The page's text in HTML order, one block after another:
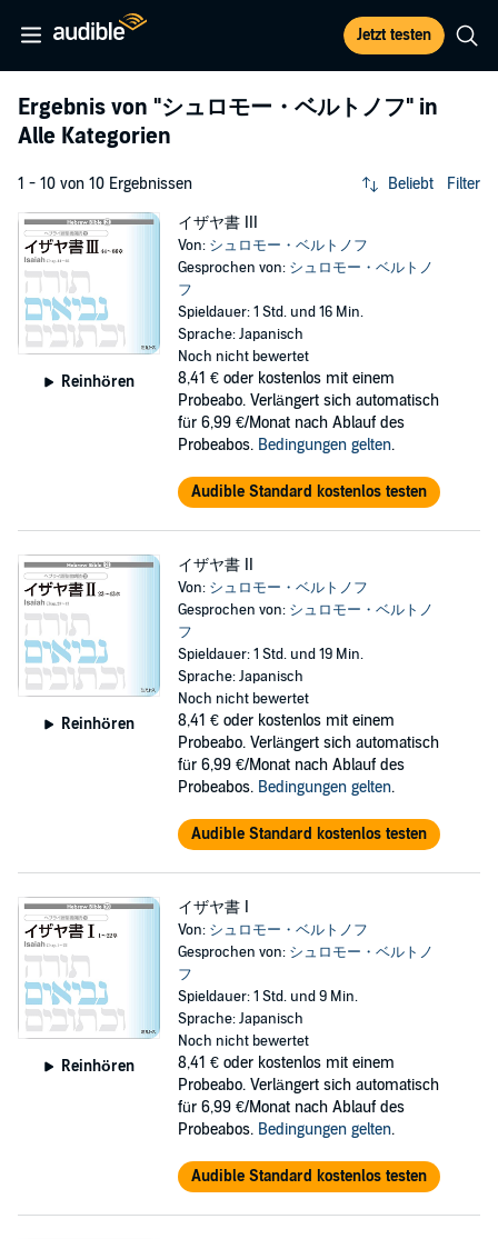
Jetzt testen
Ergebnis von "シュロモー・ベルトノフ" in
Alle Kategorien
1 - 10 von 10 Ergebnissen Beliebt Filter
Reinhören
イザヤ書 III
Von: シュロモー・ベルトノフ
Gesprochen von: シュロモー・ベルトノ
フ
Spieldauer: 1 Std. und 16 Min.
Sprache: Japanisch
Noch nicht bewertet
8,41 € oder kostenlos mit einem
Probeabo. Verlängert sich automatisch
für 6,99 €/Monat nach Ablauf des
Probeabos. Bedingungen gelten.
Audible Standard kostenlos testen
Reinhören
イザヤ書 II
Von: シュロモー・ベルトノフ
Gesprochen von: シュロモー・ベルトノ
フ
Spieldauer: 1 Std. und 19 Min.
Sprache: Japanisch
Noch nicht bewertet
8,41 € oder kostenlos mit einem
Probeabo. Verlängert sich automatisch
für 6,99 €/Monat nach Ablauf des
Probeabos. Bedingungen gelten.
Audible Standard kostenlos testen
Reinhören
イザヤ書 I
Von: シュロモー・ベルトノフ
Gesprochen von: シュロモー・ベルトノ
フ
Spieldauer: 1 Std. und 9 Min.
Sprache: Japanisch
Noch nicht bewertet
8,41 € oder kostenlos mit einem
Probeabo. Verlängert sich automatisch
für 6,99 €/Monat nach Ablauf des
Probeabos. Bedingungen gelten.
Audible Standard kostenlos testen